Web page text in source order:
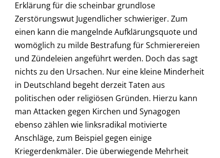
Erklärung für die scheinbar grundlose
Zerstörungswut Jugendlicher schwieriger. Zum
einen kann die mangelnde Aufklärungsquote und
womöglich zu milde Bestrafung für Schmierereien
und Zündeleien angeführt werden. Doch das sagt
nichts zu den Ursachen. Nur eine kleine Minderheit
in Deutschland begeht derzeit Taten aus
politischen oder religiösen Gründen. Hierzu kann
man Attacken gegen Kirchen und Synagogen
ebenso zählen wie linksradikal motivierte
Anschläge, zum Beispiel gegen einige
Kriegerdenkmäler. Die überwiegende Mehrheit